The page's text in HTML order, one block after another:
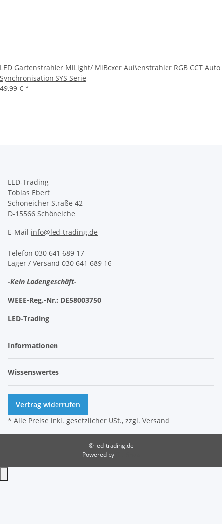
LED Gartenstrahler MiLight/ MiBoxer Außenstrahler RGB CCT Auto
Synchronisation SYS Serie
49,99 € *
LED-Trading
Tobias Ebert
Schöneicher Straße 42
D-15566 Schöneiche
E-Mail info@led-trading.de
Telefon 030 641 689 17
Lager / Versand 030 641 689 16
-Kein Ladengeschäft-
WEEE-Reg.-Nr.: DE58003750
LED-Trading
Informationen
Wissenswertes
Vertrag widerrufen
* Alle Preise inkl. gesetzlicher USt., zzgl. Versand
© led-trading.de
Powered by